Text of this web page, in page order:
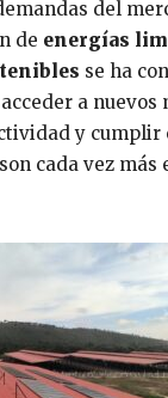
del
de energías
se ha
a nuevos
y cumplir
cada vez